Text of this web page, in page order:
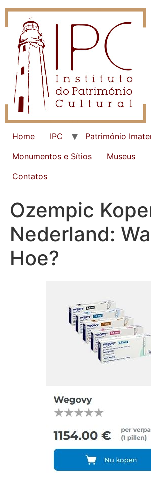
Home IPC
Património
Monumentos e Sítios
Museus
Contatos
Ozempic
Nederland:
Hoe?